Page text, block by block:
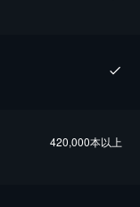
420,000本以上